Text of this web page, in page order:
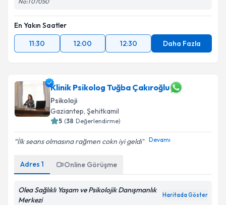
En Yakın Saatler
11:30
12:00 12:30 Daha Fazla
Klinik Psikolog Tuğba Çakıroğlu
Psikoloji
Gaziantep, Şehitkamil
5 (38 Değerlendirme)
İlk seans olmasına rağmen cokn iyi geldi Devamı
Adres 1 Online Görüşme
Olea Sağlıklı Yaşam ve Psikolojik Danışmanlık
Merkezi
Haritada Göster